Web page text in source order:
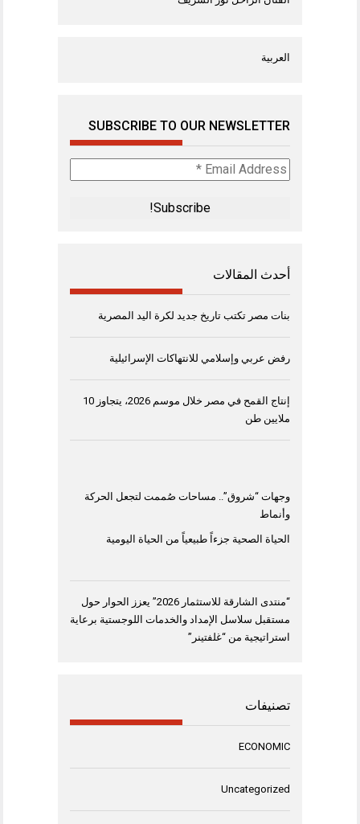
العربية
SUBSCRIBE TO OUR NEWSLETTER
Email
Address
أحدث المقالات
بنات مصر تكتب تاريخ جديد لكرة اليد المصرية
رفض عربي وإسلامي للانتهاكات الإسرائيلية
إنتاج القمح في مصر خلال موسم 2026، يتجاوز 10
ملايين طن
وجهات “شروق”.. مساحات صُممت لتجعل الحركة
وأنماط
الحياة الصحية جزءاً طبيعياً من الحياة اليومية
“منتدى الشارقة للاستثمار 2026” يعزز الحوار حول
مستقبل سلاسل الإمداد والخدمات اللوجستية برعاية
استراتيجية من “غلفتينر”
تصنيفات
ECONOMIC
Uncategorized